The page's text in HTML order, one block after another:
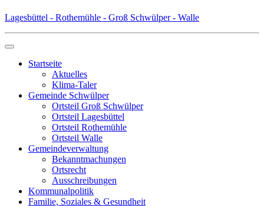
Lagesbüttel - Rothemühle - Groß Schwülper - Walle
Startseite
Aktuelles
Klima-Taler
Gemeinde Schwülper
Ortsteil Groß Schwülper
Ortsteil Lagesbüttel
Ortsteil Rothemühle
Ortsteil Walle
Gemeindeverwaltung
Bekanntmachungen
Ortsrecht
Ausschreibungen
Kommunalpolitik
Familie, Soziales & Gesundheit